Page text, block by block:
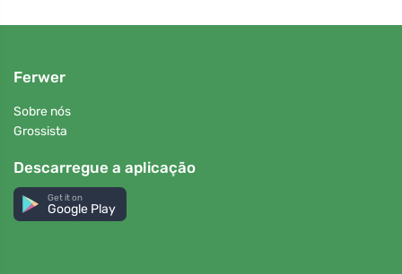
Ferwer
Sobre nós
Grossista
Descarregue a aplicação
Get it on
Google Play